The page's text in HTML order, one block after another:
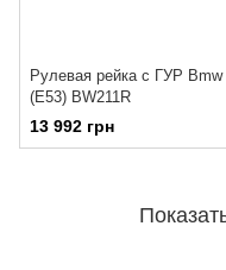
Рулевая рейка с ГУР Bmw
(E53) BW211R
13 992 грн